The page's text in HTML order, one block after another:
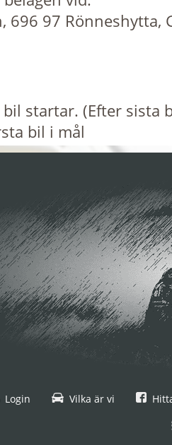
696 97 Rönneshytta,
bil startar. (Efter sista
bil i mål
Login Vilka är vi